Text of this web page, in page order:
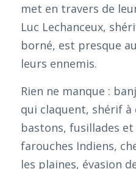
met en travers de
Luc Lechanceux,
borné, est presque
leurs ennemis.
Rien ne manque :
qui claquent, shérif à
bastons, fusillades
farouches Indiens,
les plaines, évasion